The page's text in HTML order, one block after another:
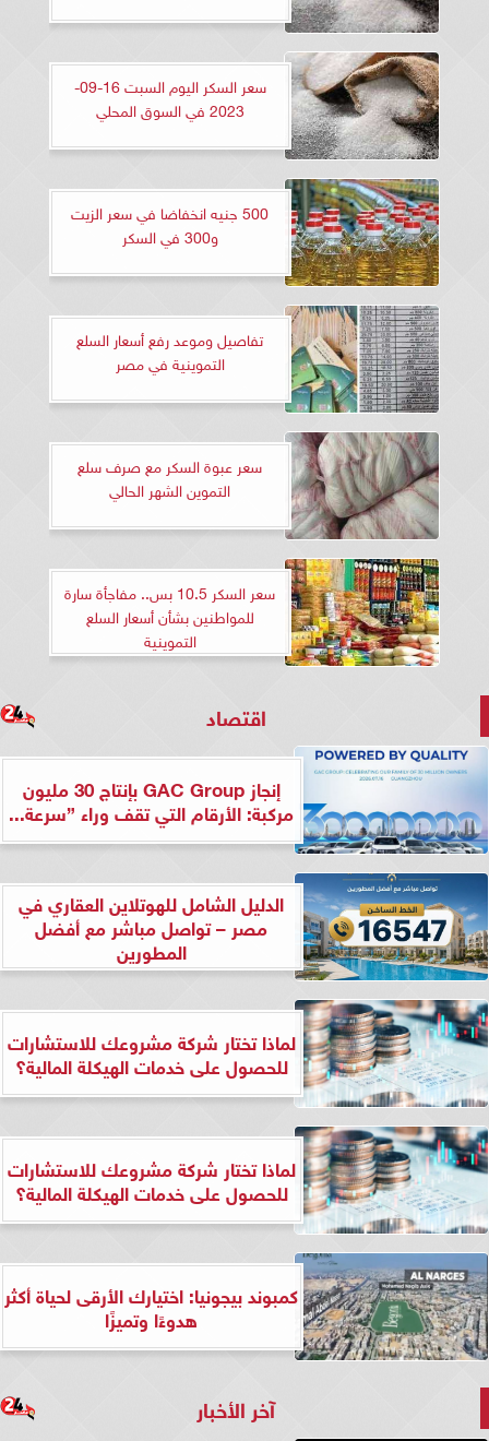
سعر السكر اليوم السبت 16-09-
2023 في السوق المحلي
500 جنيه انخفاضا في سعر الزيت
و300 في السكر
تفاصيل وموعد رفع أسعار السلع
التموينية في مصر
سعر عبوة السكر مع صرف سلع
التموين الشهر الحالي
سعر السكر 10.5 بس.. مفاجأة سارة
للمواطنين بشأن أسعار السلع
التموينية
اقتصاد
إنجاز GAC Group بإنتاج 30 مليون
مركبة: الأرقام التي تقف وراء ”سرعة...
الدليل الشامل للهوتلاين العقاري في
مصر – تواصل مباشر مع أفضل
المطورين
لماذا تختار شركة مشروعك للاستشارات
للحصول على خدمات الهيكلة المالية؟
لماذا تختار شركة مشروعك للاستشارات
للحصول على خدمات الهيكلة المالية؟
كمبوند بيجونيا: اختيارك الأرقى لحياة أكثر
هدوءًا وتميزًا
آخر الأخبار